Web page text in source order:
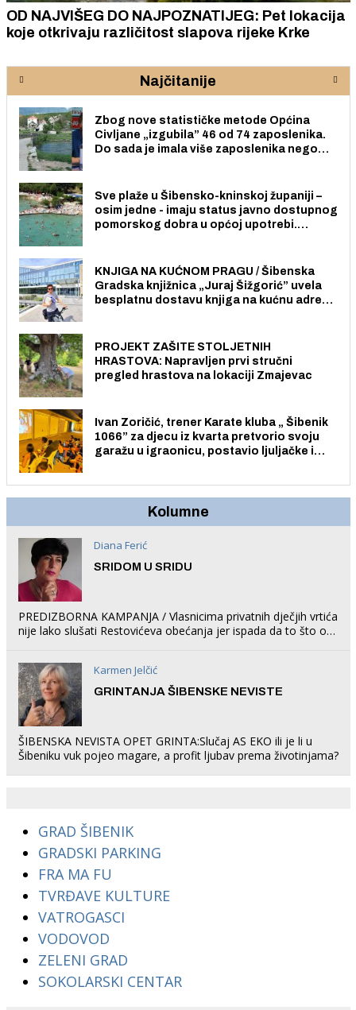
OD NAJVIŠEG DO NAJPOZNATIJEG: Pet lokacija
koje otkrivaju različitost slapova rijeke Krke
Najčitanije
Zbog nove statističke metode Općina
Civljane „izgubila” 46 od 74 zaposlenika.
Do sada je imala više zaposlenika nego
Sve plaže u Šibensko-kninskoj županiji –
osim jedne - imaju status javno dostupnog
pomorskog dobra u općoj upotrebi.
KNJIGA NA KUĆNOM PRAGU / Šibenska
Gradska knjižnica „Juraj Šižgorić” uvela
besplatnu dostavu knjiga na kućnu adresu
PROJEKT ZAŠITE STOLJETNIH
HRASTOVA: Napravljen prvi stručni
pregled hrastova na lokaciji Zmajevac
Ivan Zoričić, trener Karate kluba „ Šibenik
1066” za djecu iz kvarta pretvorio svoju
garažu u igraonicu, postavio ljuljačke i
Kolumne
Diana Ferić
SRIDOM U SRIDU
PREDIZBORNA KAMPANJA / Vlasnicima privatnih dječjih vrtića
nije lako slušati Restovićeva obećanja jer ispada da to što oni
Karmen Jelčić
GRINTANJA ŠIBENSKE NEVISTE
ŠIBENSKA NEVISTA OPET GRINTA:Slučaj AS EKO ili je li u
Šibeniku vuk pojeo magare, a profit ljubav prema životinjama?
GRAD ŠIBENIK
GRADSKI PARKING
FRA MA FU
TVRĐAVE KULTURE
VATROGASCI
VODOVOD
ZELENI GRAD
SOKOLARSKI CENTAR